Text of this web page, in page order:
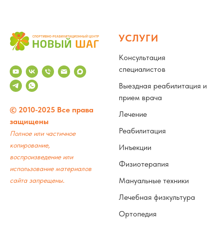
© 2010-2025 Все права
защищены
Полное или частичное
копирование,
воспроизведение или
использование материалов
сайта запрещены.
УСЛУГИ
Консультация
специалистов
Выездная реабилитация и
прием врача
Лечение
Реабилитация
Инъекции
Физиотерапия
Мануальные техники
Лечебная физкультура
Ортопедия